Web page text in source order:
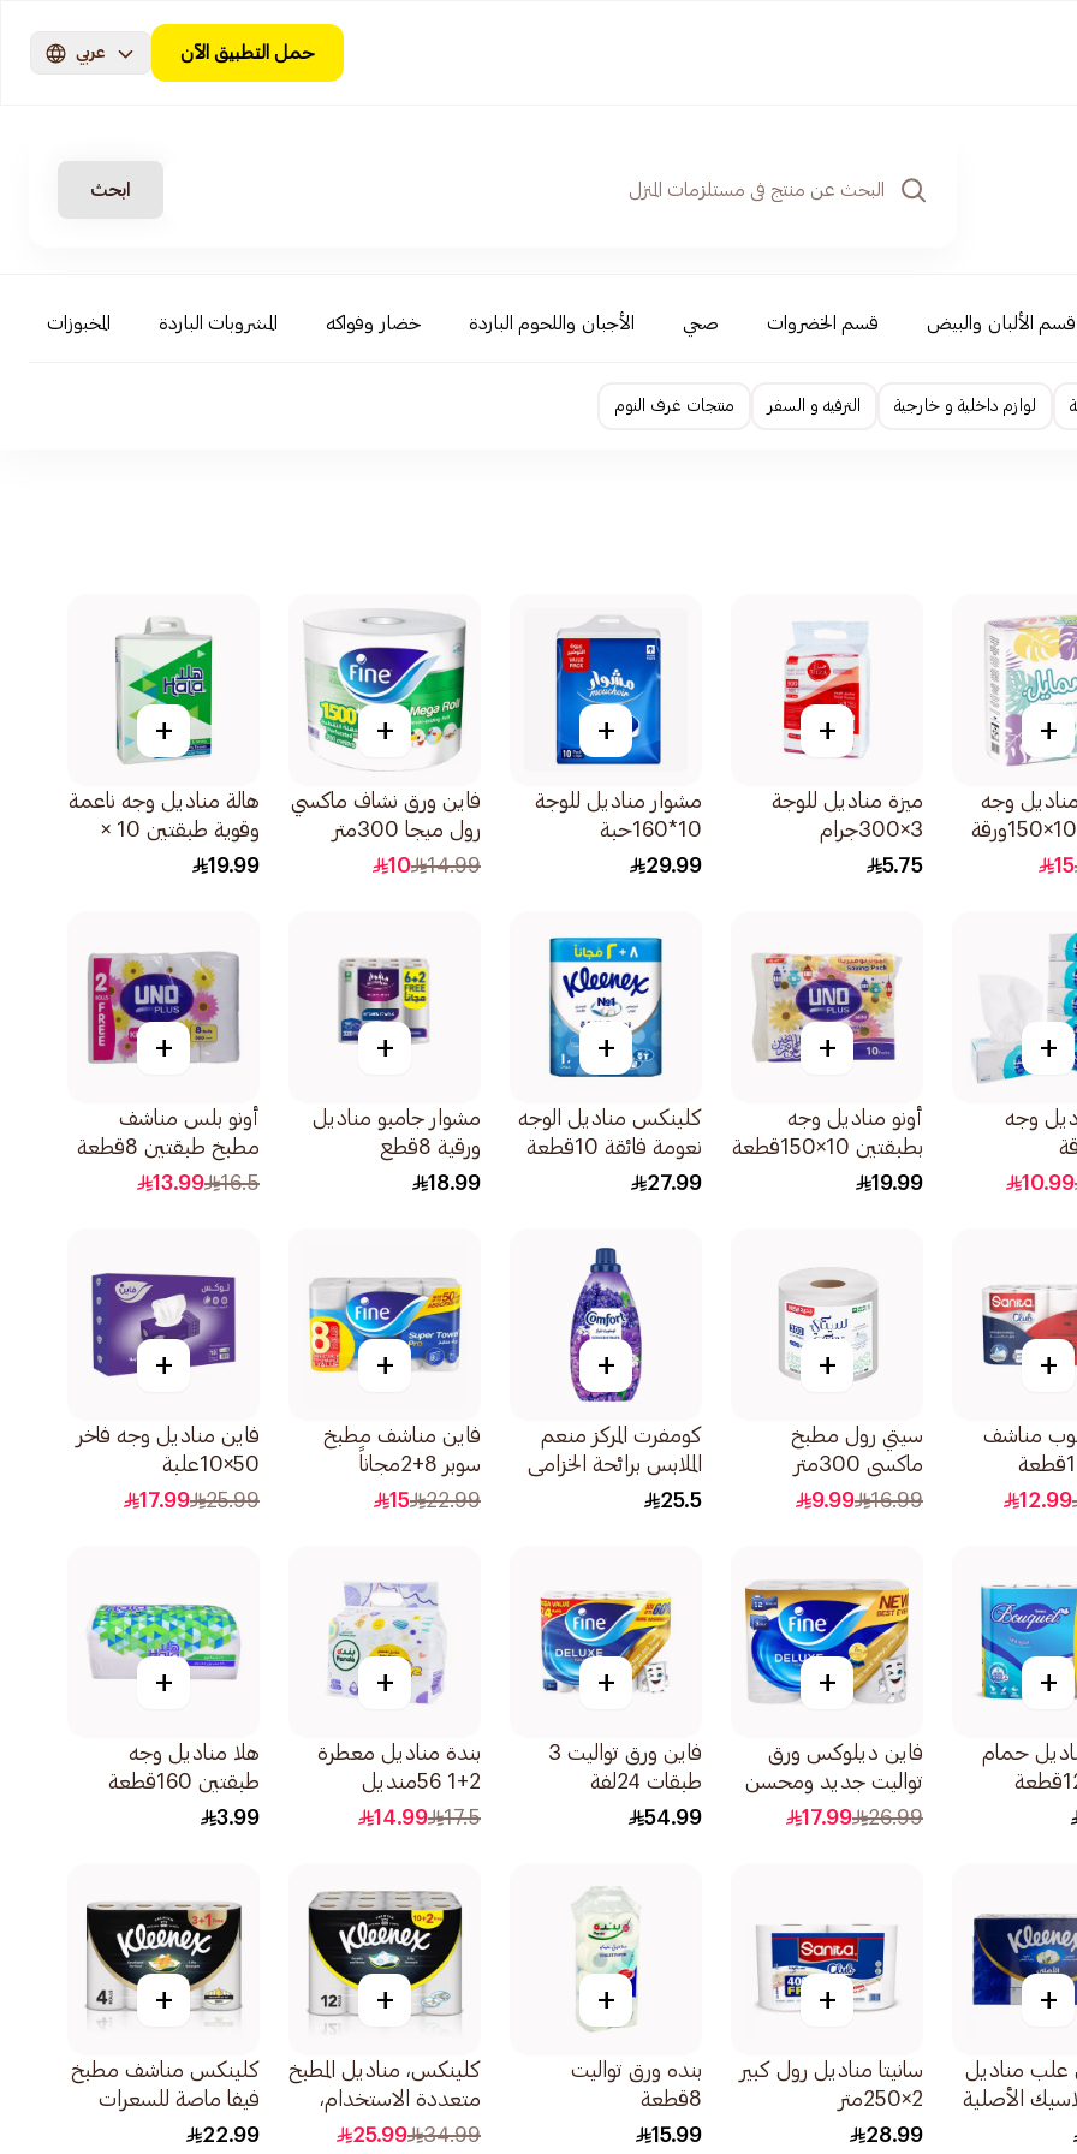
حمل التطبيق الآن عربي
ابحث
قسم الألبان والبيض قسم الخضروات صحي الأجبان واللحوم الباردة خضار وفواكه المشروبات الباردة المخبوزات
لوازم داخلية و خارجية الترفيه و السفر منتجات غرف النوم
+
وجه
15
+
ميزة مناديل للوجة
3×300جرام
5.75
+
مشوار مناديل للوجة
10*160حبة
29.99
+
فاين ورق نشاف ماكسي
رول ميجا 300متر
1500ورقة
14.99
10
+
هالة مناديل وجه ناعمة
وقوية طبقتين 10 ×
160 ورقة
19.99
+
وجه
10.99
+
أونو مناديل وجه
بطبقتين 10×150قطعة
19.99
+
كلينكس مناديل الوجه
نعومة فائقة 10قطعة
27.99
+
مشوار جامبو مناديل
ورقية 8قطع
18.99
+
أونو بلس مناشف
مطبخ طبقتين 8قطعة
16.5
13.99
+
مناشف
12.99
+
سيتي رول مطبخ
ماكسي 300متر
16.99
9.99
+
كومفرت المركز منعم
الملابس برائحة الخزامى
وماجنوليا 1لتر
25.5
+
فاين مناشف مطبخ
سوبر 8+2مجاناً
10قطعة
22.99
15
+
فاين مناديل وجه فاخر
50×10علبة
25.99
17.99
+
حمام
+
فاين ديلوكس ورق
تواليت جديد ومحسن
قابل للغسل 3 طبقات
26.99
17.99
+
فاين ورق تواليت 3
طبقات 24لفة
54.99
+
بندة مناديل معطرة
2+1 56منديل
17.5
14.99
+
هلا مناديل وجه
طبقتين 160قطعة
3.99
+
علب مناديل
الأصلية
+
سانيتا مناديل رول كبير
2×250متر
28.99
+
بنده ورق تواليت
8قطعة
15.99
+
كلينكس، مناديل المطبخ
متعددة الاستخدام،
تحتوي العبوة على
34.99
25.99
+
كلينكس مناشف مطبخ
فيفا ماصة للسعرات
4×50كبسولة
22.99